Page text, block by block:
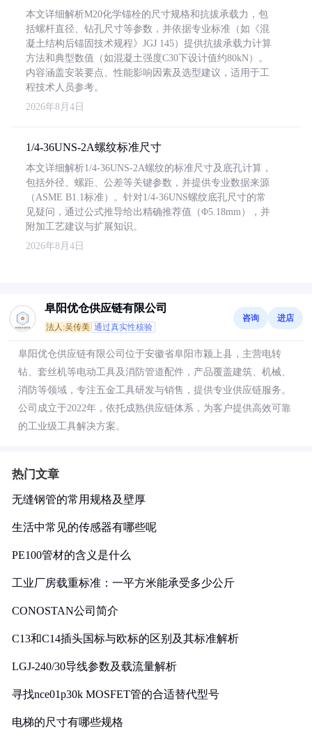
本文详细解析M20化学锚栓的尺寸规格和抗拔承载力，包
括螺杆直径、钻孔尺寸等参数，并依据专业标准（如《混
凝土结构后锚固技术规程》JGJ 145）提供抗拔承载力计算
方法和典型数值（如混凝土强度C30下设计值约80kN）。
内容涵盖安装要点、性能影响因素及选型建议，适用于工
程技术人员参考。
2026年8月4日
1/4-36UNS-2A螺纹标准尺寸
本文详细解析1/4-36UNS-2A螺纹的标准尺寸及底孔计算，
包括外径、螺距、公差等关键参数，并提供专业数据来源
（ASME B1.1标准）。针对1/4-36UNS螺纹底孔尺寸的常
见疑问，通过公式推导给出精确推荐值（Φ5.18mm），并
附加工艺建议与扩展知识。
2026年8月4日
阜阳优仓供应链有限公司
法人:吴传美 通过真实性核验
咨询 进店
阜阳优仓供应链有限公司位于安徽省阜阳市颍上县，主营电转
钻、套丝机等电动工具及消防管道配件，产品覆盖建筑、机械、
消防等领域，专注五金工具研发与销售，提供专业供应链服务。
公司成立于2022年，依托成熟供应链体系，为客户提供高效可靠
的工业级工具解决方案。
热门文章
无缝钢管的常用规格及壁厚
生活中常见的传感器有哪些呢
PE100管材的含义是什么
工业厂房载重标准：一平方米能承受多少公斤
CONOSTAN公司简介
C13和C14插头国标与欧标的区别及其标准解析
LGJ-240/30导线参数及载流量解析
寻找nce01p30k MOSFET管的合适替代型号
电梯的尺寸有哪些规格